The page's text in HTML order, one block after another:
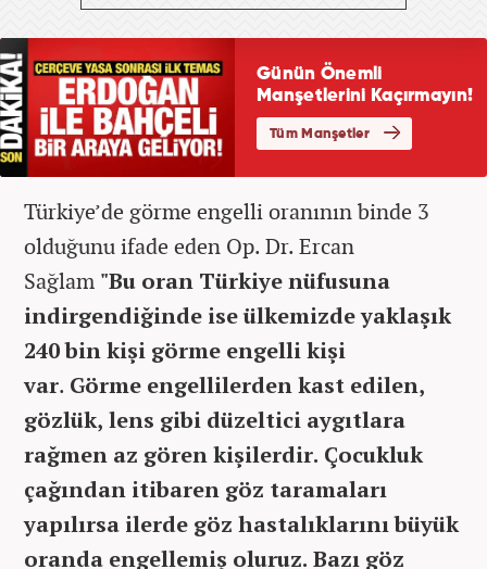
Türkiye’de görme engelli oranının binde 3
olduğunu ifade eden Op. Dr. Ercan
Sağlam "Bu oran Türkiye nüfusuna
indirgendiğinde ise ülkemizde yaklaşık
240 bin kişi görme engelli kişi
var. Görme engellilerden kast edilen,
gözlük, lens gibi düzeltici aygıtlara
rağmen az gören kişilerdir. Çocukluk
çağından itibaren göz taramaları
yapılırsa ilerde göz hastalıklarını büyük
oranda engellemiş oluruz. Bazı göz